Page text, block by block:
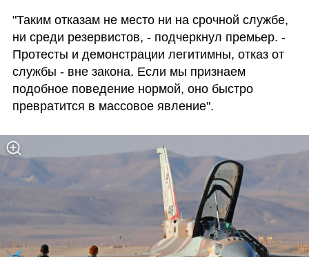
"Таким отказам не место ни на срочной службе,
ни среди резервистов, - подчеркнул премьер. -
Протесты и демонстрации легитимны, отказ от
службы - вне закона. Если мы признаем
подобное поведение нормой, оно быстро
превратится в массовое явление".